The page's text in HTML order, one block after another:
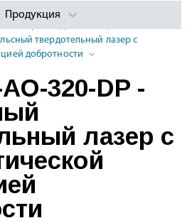
DPSS лазеры с модуляцией
твердотельный лазер с
добротности
320-DP -
лазер с
Продукция